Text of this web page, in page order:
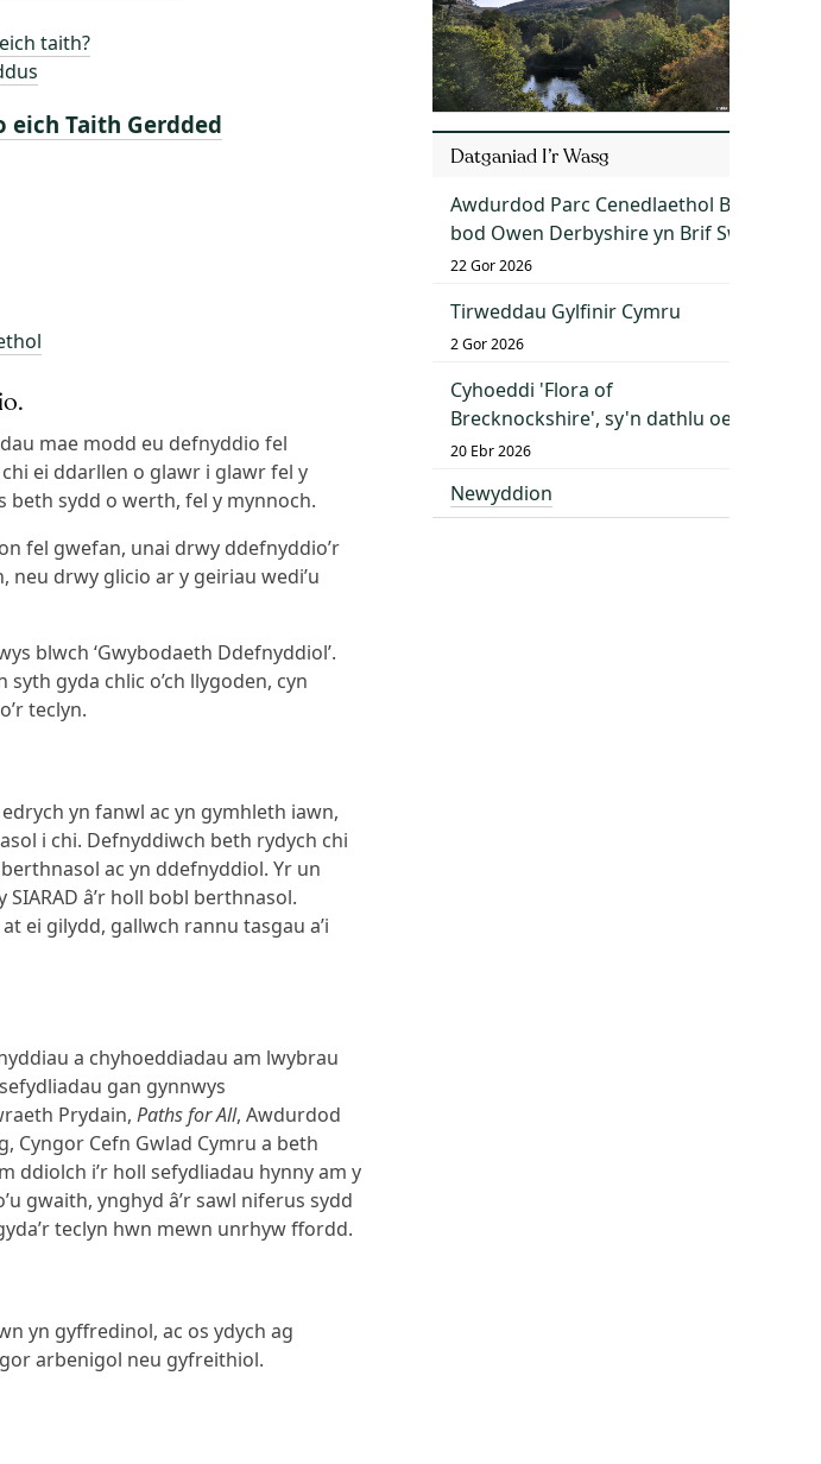
taith?
eich Taith Gerdded
mae modd eu defnyddio fel
ei ddarllen o glawr i glawr fel y
beth sydd o werth, fel y mynnoch.
fel gwefan, unai drwy ddefnyddio’r
drwy glicio ar y geiriau wedi’u
blwch ‘Gwybodaeth Ddefnyddiol’.
gyda chlic o’ch llygoden, cyn
teclyn.
yn fanwl ac yn gymhleth iawn,
i chi. Defnyddiwch beth rydych chi
ac yn ddefnyddiol. Yr un
â’r holl bobl berthnasol.
ei gilydd, gallwch rannu tasgau a’i
a chyhoeddiadau am lwybrau
gan gynnwys
Prydain, Paths for All, Awdurdod
Cyngor Cefn Gwlad Cymru a beth
ddiolch i’r holl sefydliadau hynny am y
gwaith, ynghyd â’r sawl niferus sydd
teclyn hwn mewn unrhyw ffordd.
yn gyffredinol, ac os ydych ag
arbenigol neu gyfreithiol.
Datganiad I’r Wasg
Awdurdod Parc Cenedlaethol Bannau
bod Owen Derbyshire yn Brif Swyddog
22 Gor 2026
Tirweddau Gylfinir Cymru
2 Gor 2026
Cyhoeddi 'Flora of
Brecknockshire', sy'n dathlu oes o
20 Ebr 2026
Newyddion